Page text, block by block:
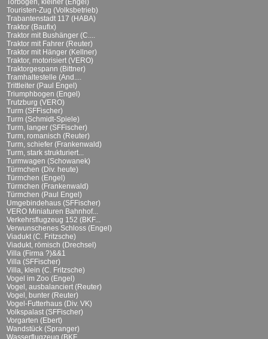
Torbogen, kleiner (Engel)
Touristen-Zug (Volksbetrieb)
Trabantenstadt 117 (HABA)
Traktor (Baufix)
Traktor mit Bushänger (C....
Traktor mit Fahrer (Reuter)
Traktor mit Hänger (Kellner)
Traktor, motorisiert (VERO)
Traktorgespann (Bittner)
Tramhaltestelle (And....
Trittleiter (Paul Engel)
Triumphbogen (Engel)
Trutzburg (VERO)
Turm (SFFischer)
Turm (Schmidt-Spiele)
Turm, langer (SFFischer)
Turm, romanisch (Reuter)
Turm, schiefer (Frankenwald)
Turm, stark strukturiert...
Turmwagen (Schowanek)
Türmchen (Div. heute)
Türmchen (Engel)
Türmchen (Frankenwald)
Türmchen (Paul Engel)
Umgebindehaus (SFFischer)
VERO Miniaturen Bahnhof...
Verkehrsflugzeug 152 (BKF...
Verwunschenes Schloss (Engel)
Viadukt (C. Fritzsche)
Viadukt, römisch (Drechsel)
Villa (Firma ?)&&1
Villa (SFFischer)
Villa, klein (C. Fritzsche)
Vogel im Zoo (Engel)
Vogel, ausbalanciert (Reuter)
Vogel, bunter (Reuter)
Vogel-Futterhaus (Div. VK)
Volkspalast (SFFischer)
Vorgarten (Ebert)
Wandstück (Spranger)
Wasserflugzeug (BKF